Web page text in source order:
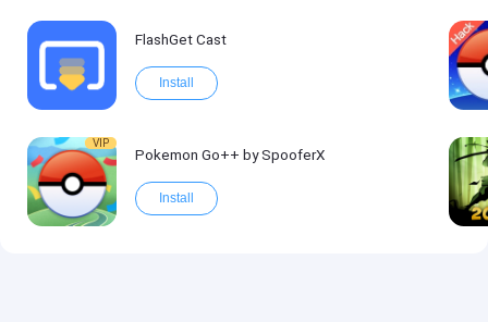
FlashGet Cast
Install
VIP
Pokemon Go++ by SpooferX
Install